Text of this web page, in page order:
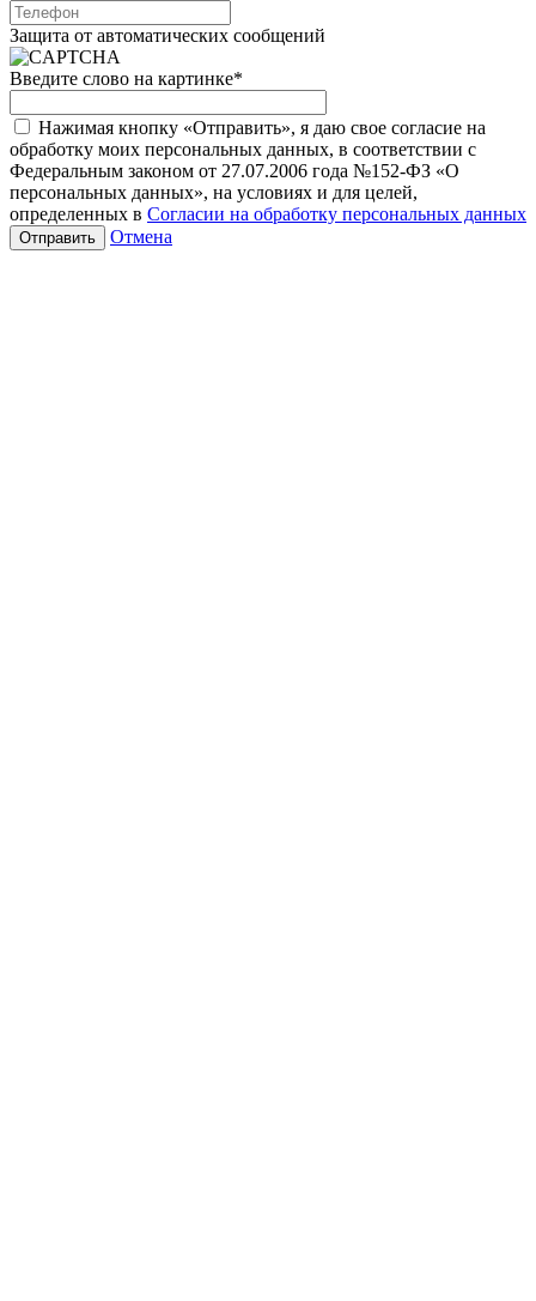
Защита от автоматических сообщений
Введите слово на картинке*
Нажимая кнопку «Отправить», я даю свое согласие на
обработку моих персональных данных, в соответствии с
Федеральным законом от 27.07.2006 года №152-ФЗ «О
персональных данных», на условиях и для целей,
определенных в Согласии на обработку персональных данных
Отмена